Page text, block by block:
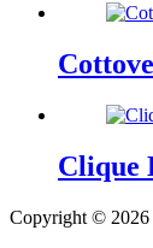
Clique
Copyright © 2026